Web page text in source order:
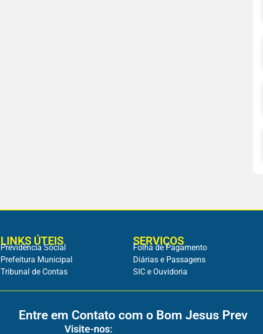
LINKS ÚTEIS
Previdência Social
Prefeitura Municipal
Tribunal de Contas
SERVIÇOS
Folha de Pagamento
Diárias e Passagens
SIC e Ouvidoria
Entre em Contato com o Bom Jesus Prev
Visite-nos: